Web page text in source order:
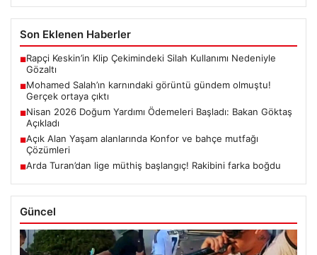
Son Eklenen Haberler
■Rapçi Keskin’in Klip Çekimindeki Silah Kullanımı Nedeniyle
Gözaltı
■Mohamed Salah’ın karnındaki görüntü gündem olmuştu!
Gerçek ortaya çıktı
■Nisan 2026 Doğum Yardımı Ödemeleri Başladı: Bakan Göktaş
Açıkladı
■Açık Alan Yaşam alanlarında Konfor ve bahçe mutfağı
Çözümleri
■Arda Turan’dan lige müthiş başlangıç! Rakibini farka boğdu
Güncel